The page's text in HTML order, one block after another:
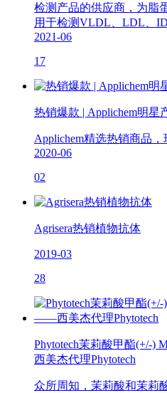
检测产品的供应商，为脂
用于检测VLDL、LDL、
2021-06
17
热销爆款 | Applichem明星
Applichem精选热销商品，
2020-06
02
Agrisera热销植物抗体
2019-03
28
Phytotech茉莉酸甲酯(+/-)
西美杰代理Phytotech
众所周知，茉莉酸和茉莉